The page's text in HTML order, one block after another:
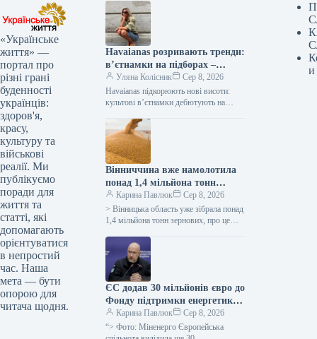
«Українське
життя» —
портал про
різні грані
буденності
українців:
здоров'я,
красу,
культуру та
військові
реалії. Ми
публікуємо
поради для
життя та
статті, які
допомагають
орієнтуватися
в непростий
час. Наша
мета — бути
опорою для
читача щодня.
Havaianas розривають тренди:
в’єтнамки на підборах –
сенсація року!
Уляна Колісник
Сер 8, 2026
Havaianas підкорюють нові висоти:
культові в’єтнамки дебютують на
своїми легендарними гумовими
шльопанцями на пласкій підошві,
зробив…
Вінниччина вже намолотила
понад 1,4 мільйона тонн
зерна, показавши
врожайність, вищу за
минулорічну, повідомляє
Карина Павлюк
Сер 8, 2026
> Вінницька область уже зібрала понад
1,4 мільйона тонн зернових, про це
військової адміністрації Наталя
Заболотна. “Жнива…
ЄС додав 30 мільйонів євро до
Фонду підтримки енергетики
України.
Карина Павлюк
Сер 8, 2026
“> Фото: Міненерго Європейська
и